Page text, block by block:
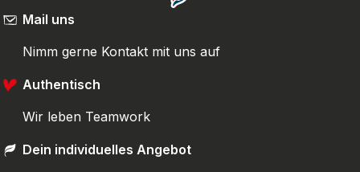
Mail uns
Nimm gerne Kontakt mit uns auf
Authentisch
Wir leben Teamwork
Dein individuelles Angebot